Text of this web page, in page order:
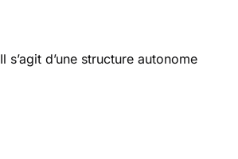
d’une structure autonome